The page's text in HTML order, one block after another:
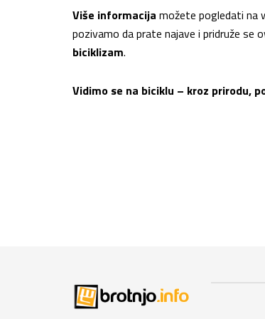
Više informacija možete pogledati na
pozivamo da prate najave i pridruže se
biciklizam.
Vidimo se na biciklu – kroz prirodu,